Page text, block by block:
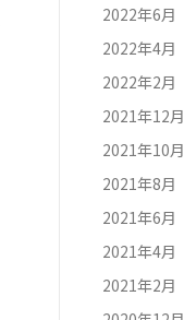
2022年6月
2022年4月
2022年2月
2021年12月
2021年10月
2021年8月
2021年6月
2021年4月
2021年2月